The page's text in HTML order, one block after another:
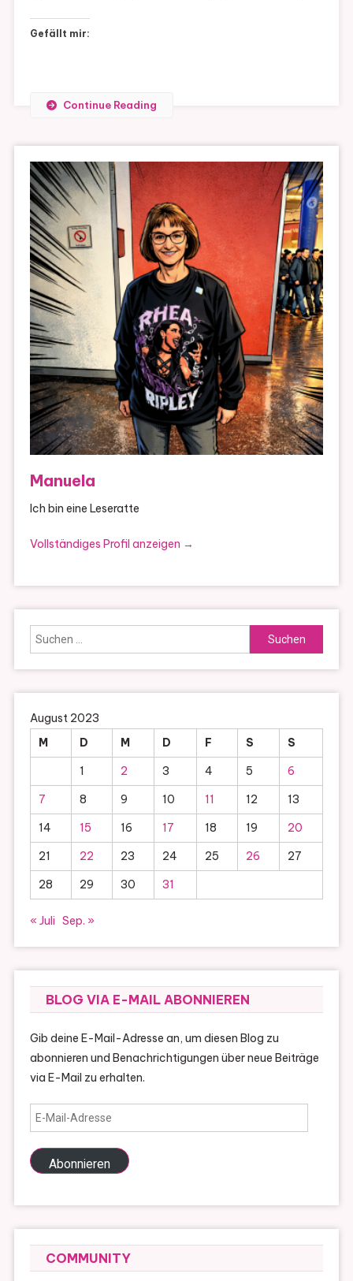
Gefällt mir:
Continue Reading
Manuela
Ich bin eine Leseratte
Vollständiges Profil anzeigen →
Suchen
nach:
August 2023
M
D M D F S
S
1
2 3 4 5
6
7
8 9 10 11 12
13
14
15 16 17 18 19
20
21
22 23 24 25 26
27
28
29 30 31
« Juli Sep. »
BLOG VIA E-MAIL ABONNIEREN
Gib deine E-Mail-Adresse an, um diesen Blog zu
abonnieren und Benachrichtigungen über neue Beiträge
via E-Mail zu erhalten.
E-
Mail-
Adresse
Abonnieren
COMMUNITY